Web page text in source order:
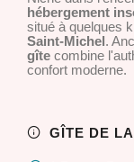
hébergement
situé à quelques
Saint-Michel.
gîte combine
confort moderne.
GÎTE DE